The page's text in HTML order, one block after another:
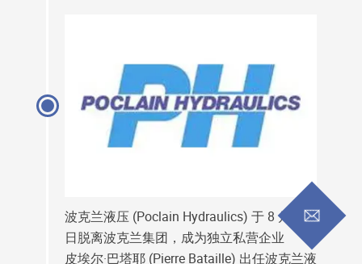
波克兰液压 (Poclain Hydraulics) 于 8 月 13
日脱离波克兰集团，成为独立私营企业
皮埃尔·巴塔耶 (Pierre Bataille) 出任波克兰液